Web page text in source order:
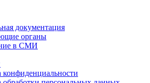
документация
органы
в СМИ